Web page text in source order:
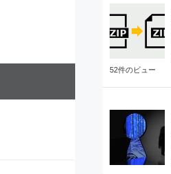
52件のビュー